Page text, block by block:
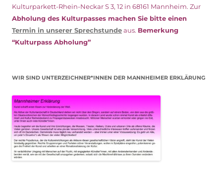
Kulturparkett-Rhein-Neckar S 3, 12 in 68161 Mannheim. Zur
Abholung des Kulturpasses machen Sie bitte einen
Termin in unserer Sprechstundeaus. Bemerkung
“Kulturpass Abholung”
WIR SIND UNTERZEICHNER*INNEN DER MANNHEIMER ERKLÄRUNG